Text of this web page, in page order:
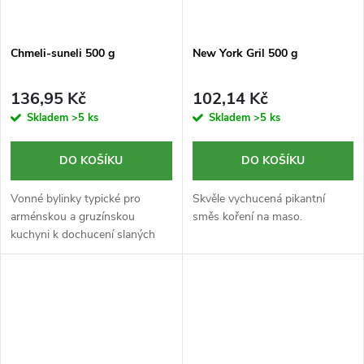
Chmeli-suneli 500 g
136,95 Kč
Skladem >5 ks
DO KOŠÍKU
Vonné bylinky typické pro
arménskou a gruzínskou
kuchyni k dochucení slaných
pokrmů.
New York Gril 500 g
102,14 Kč
Skladem >5 ks
DO KOŠÍKU
Skvěle vychucená pikantní
směs koření na maso.